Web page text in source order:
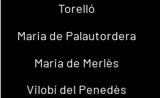
Torelló
Maria de Palautordera
Maria de Merlès
Vilobí del Penedès